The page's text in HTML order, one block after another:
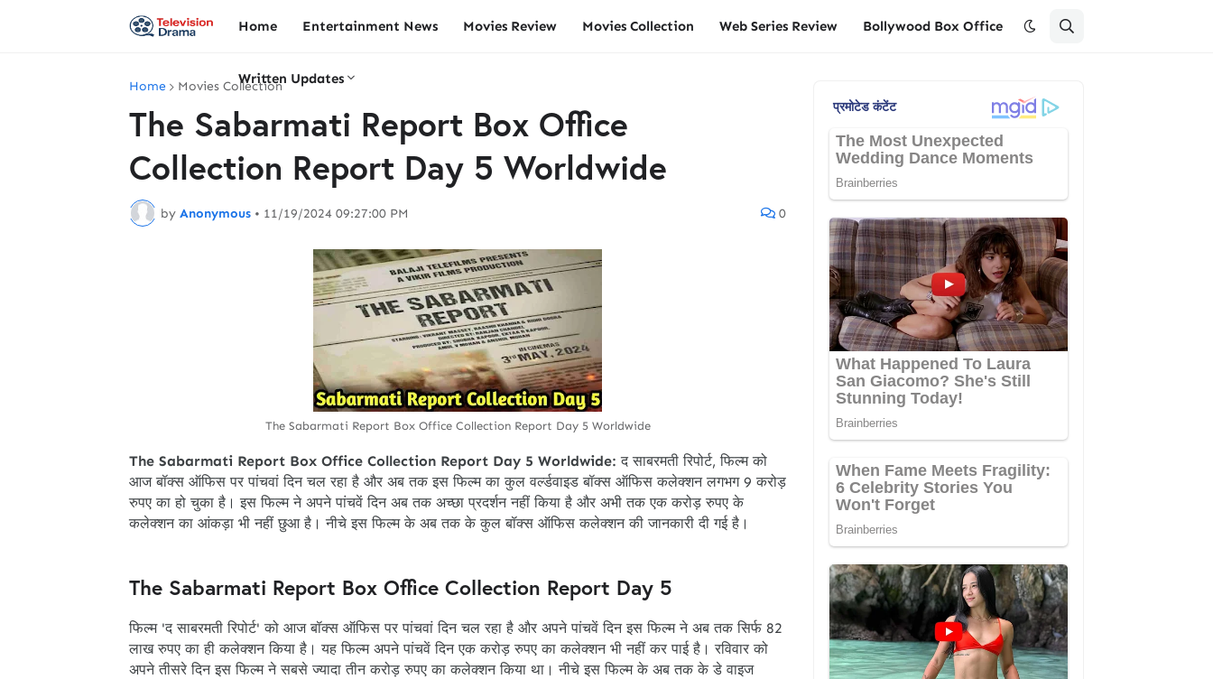
Home Entertainment News Movies Review Movies Collection Web Series Review Bollywood Box Office
Written Updates
Home Movies Collection
The Sabarmati Report Box Office
Collection Report Day 5 Worldwide
by Anonymous • 11/19/2024 09:27:00 PM 0
The Sabarmati Report Box Office Collection Report Day 5 Worldwide
The Sabarmati Report Box Office Collection Report Day 5 Worldwide: द साबरमती रिपोर्ट, फिल्म को
आज बॉक्स ऑफिस पर पांचवां दिन चल रहा है और अब तक इस फिल्म का कुल वर्ल्डवाइड बॉक्स ऑफिस कलेक्शन लगभग 9 करोड़
रुपए का हो चुका है। इस फिल्म ने अपने पांचवें दिन अब तक अच्छा प्रदर्शन नहीं किया है और अभी तक एक करोड़ रुपए के
कलेक्शन का आंकड़ा भी नहीं छुआ है। नीचे इस फिल्म के अब तक के कुल बॉक्स ऑफिस कलेक्शन की जानकारी दी गई है।
The Sabarmati Report Box Office Collection Report Day 5
फिल्म 'द साबरमती रिपोर्ट' को आज बॉक्स ऑफिस पर पांचवां दिन चल रहा है और अपने पांचवें दिन इस फिल्म ने अब तक सिर्फ 82
लाख रुपए का ही कलेक्शन किया है। यह फिल्म अपने पांचवें दिन एक करोड़ रुपए का कलेक्शन भी नहीं कर पाई है। रविवार को
अपने तीसरे दिन इस फिल्म ने सबसे ज्यादा तीन करोड़ रुपए का कलेक्शन किया था। नीचे इस फिल्म के अब तक के डे वाइज